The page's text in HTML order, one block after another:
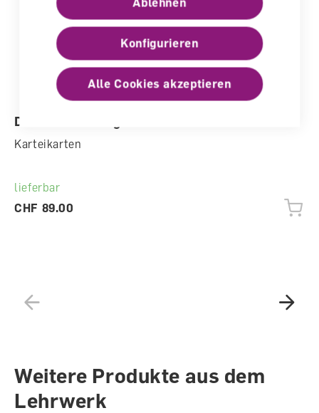
Deutsch Kindergarten Wortkarten
Karteikarten
lieferbar
CHF 89.00
Weitere Produkte aus dem
Lehrwerk
Konfigurieren
Alle Cookies akzeptieren